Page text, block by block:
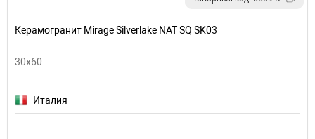
Керамогранит Mirage Silverlake NAT SQ SK03
30x60
Италия